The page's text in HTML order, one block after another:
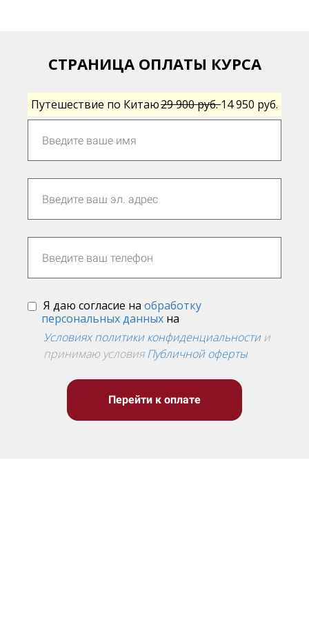
СТРАНИЦА ОПЛАТЫ КУРСА
Путешествие по Китаю29 900 руб.14 950 руб.
Я даю согласие на обработку
персональных данных на
Условиях политики конфиденциальности и
принимаю условияПубличной оферты
Перейти к оплате